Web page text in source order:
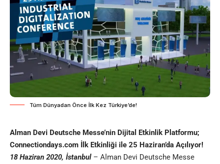
Tüm Dünyadan Önce İlk Kez Türkiye’de!
Alman Devi Deutsche Messe’nin Dijital Etkinlik Platformu;
Connectiondays.com İlk Etkinliği ile 25 Haziran’da Açılıyor!
18 Haziran 2020, İstanbul – Alman Devi Deutsche Messe